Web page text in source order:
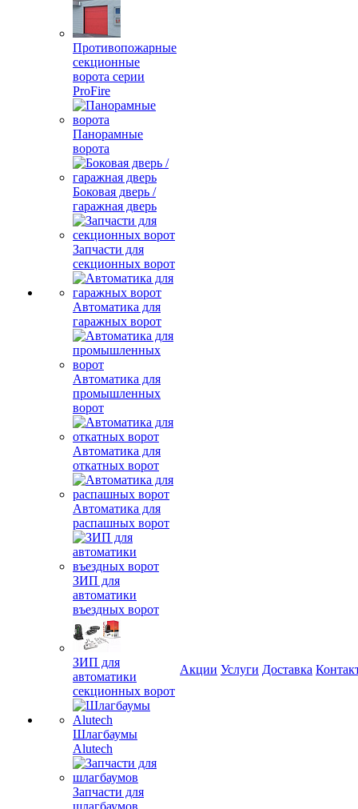
Противопожарные
секционные
ворота серии
ProFire
Панорамные
ворота
Боковая дверь /
гаражная дверь
Запчасти для
секционных ворот
Автоматика для
гаражных ворот
Автоматика для
промышленных
ворот
Автоматика для
откатных ворот
Автоматика для
распашных ворот
ЗИП для
автоматики
въездных ворот
ЗИП для
автоматики
секционных ворот
Шлагбаумы
Alutech
Запчасти для
шлагбаумов
Акции Услуги Доставка